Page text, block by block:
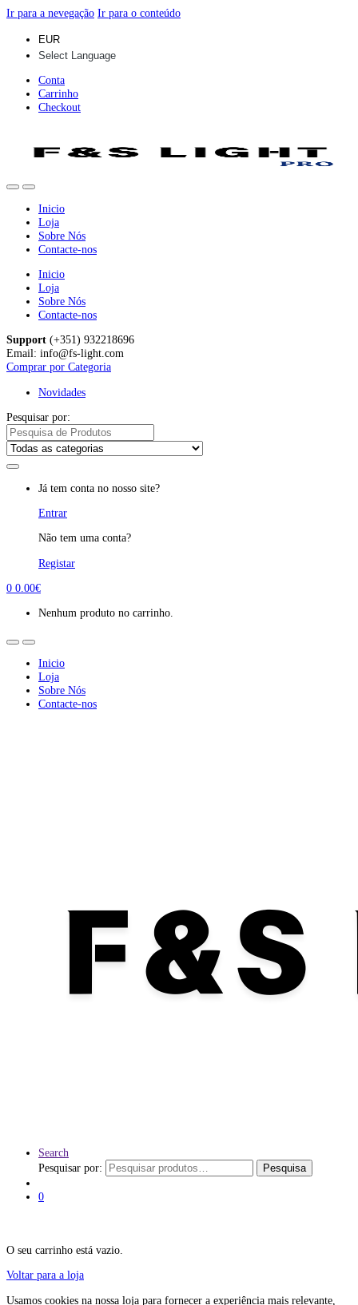
Ir para a nevegação Ir para o conteúdo
Conta
Carrinho
Checkout
Inicio
Loja
Sobre Nós
Contacte-nos
Inicio
Loja
Sobre Nós
Contacte-nos
Support (+351) 932218696
Email: info@fs-light.com
Comprar por Categoria
Novidades
Pesquisar por:
Já tem conta no nosso site?
Entrar
Não tem uma conta?
Registar
0 0.00€
Nenhum produto no carrinho.
Inicio
Loja
Sobre Nós
Contacte-nos
Search
Pesquisar por:
Pesquisa
0
O seu carrinho está vazio.
Voltar para a loja
Usamos cookies na nossa loja para fornecer a experiência mais relevante,